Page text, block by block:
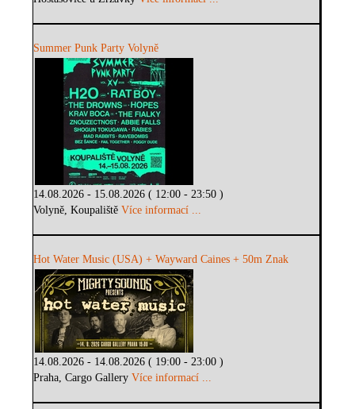
Summer Punk Party Volyně
14.08.2026 - 15.08.2026 ( 12:00 - 23:50 )
Volyně, KoupalištěVíce informací ...
Hot Water Music (USA) + Wayward Caines + 50m Znak
14.08.2026 - 14.08.2026 ( 19:00 - 23:00 )
Praha, Cargo GalleryVíce informací ...